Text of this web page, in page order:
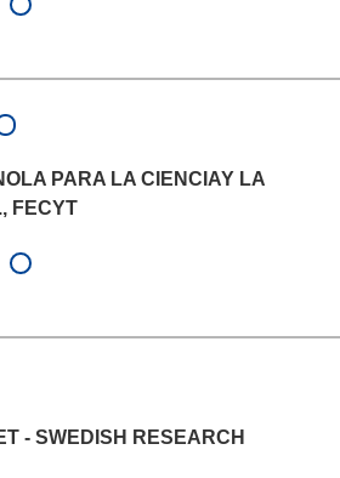
PARA LA CIENCIAY LA
FECYT
- SWEDISH RESEARCH